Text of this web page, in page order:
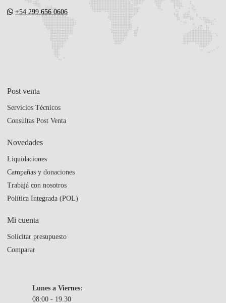
+54 299 656 0606
Post venta
Servicios Técnicos
Consultas Post Venta
Novedades
Liquidaciones
Campañas y donaciones
Trabajá con nosotros
Política Integrada (POL)
Mi cuenta
Solicitar presupuesto
Comparar
Lunes a Viernes:
08:00 - 19.30